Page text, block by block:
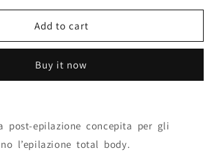
for
SIERO
POST
CONTRO
PILIFERA
-
Add to cart
Buy it now
post-epilazione concepita per gli
l’epilazione total body.